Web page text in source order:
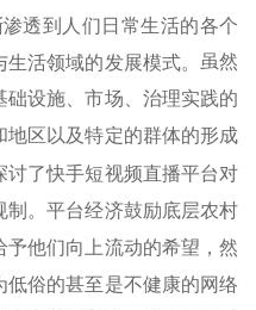
透到人们日常生活的各个
活领域的发展模式。
虽然
设施、市场、治理实践的
区以及特定的群体的形成
讨了快手短视频直播平台对
制 。平台经济鼓励底层农村
予他们向上流动的希望 ，然
低俗的甚至是不健康的网络